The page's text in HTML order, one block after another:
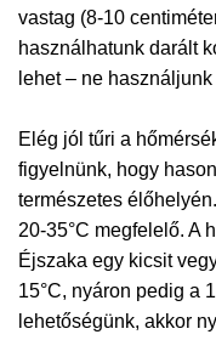
vastag (8-10
használhatunk darált
lehet – ne
Elég jól tűri a
figyelnünk, hogy
természetes
20-35°C megfelelő. A
Éjszaka egy kicsit
15°C, nyáron pedig a
lehetőségünk, akkor